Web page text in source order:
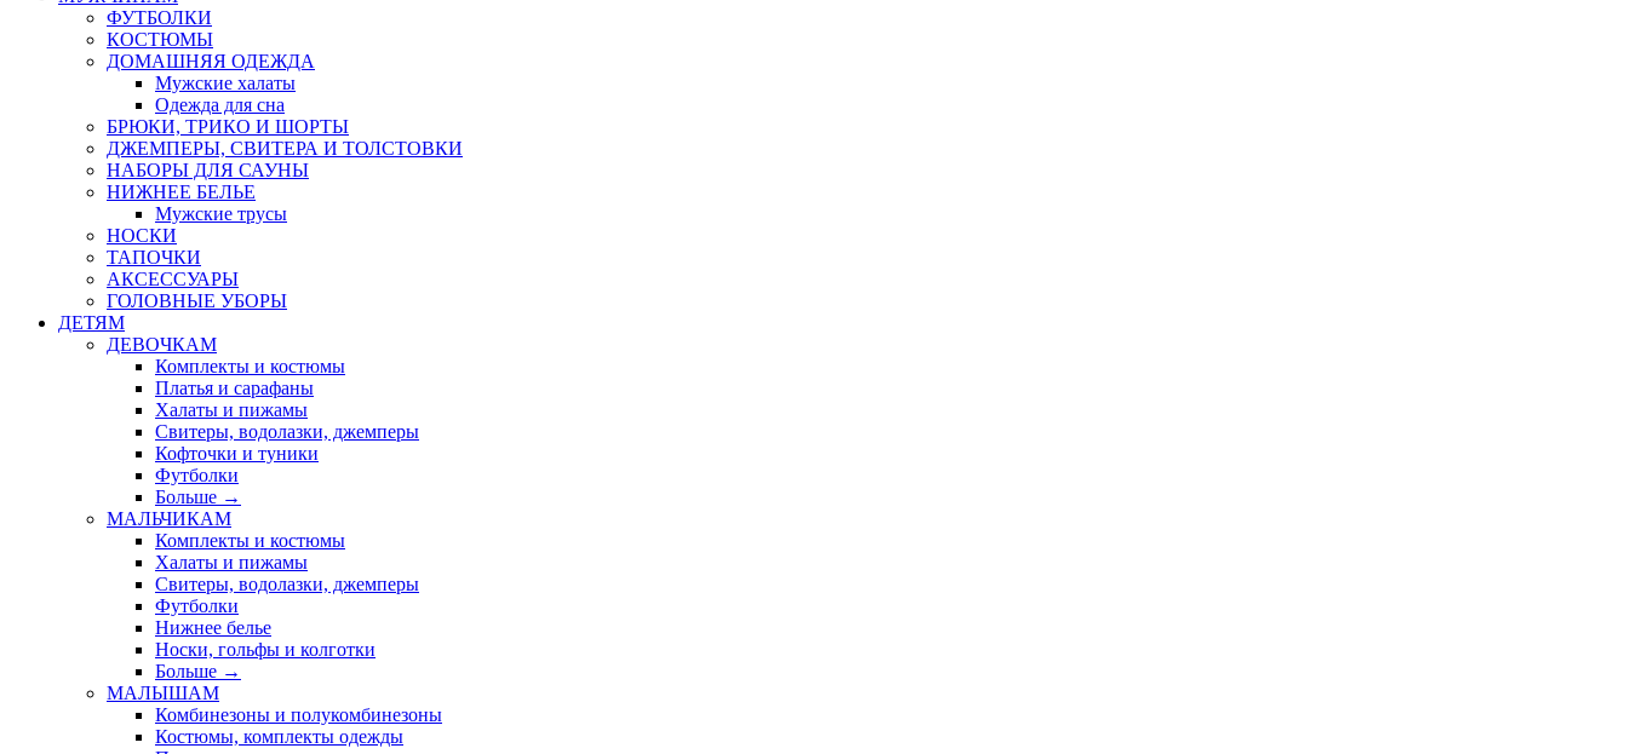
ФУТБОЛКИ
КОСТЮМЫ
ДОМАШНЯЯ ОДЕЖДА
Мужские халаты
Одежда для сна
БРЮКИ, ТРИКО И ШОРТЫ
ДЖЕМПЕРЫ, СВИТЕРА И ТОЛСТОВКИ
НАБОРЫ ДЛЯ САУНЫ
НИЖНЕЕ БЕЛЬЕ
Мужские трусы
НОСКИ
ТАПОЧКИ
АКСЕССУАРЫ
ГОЛОВНЫЕ УБОРЫ
ДЕТЯМ
ДЕВОЧКАМ
Комплекты и костюмы
Платья и сарафаны
Халаты и пижамы
Свитеры, водолазки, джемперы
Кофточки и туники
Футболки
Больше →
МАЛЬЧИКАМ
Комплекты и костюмы
Халаты и пижамы
Свитеры, водолазки, джемперы
Футболки
Нижнее белье
Носки, гольфы и колготки
Больше →
МАЛЫШАМ
Комбинезоны и полукомбинезоны
Костюмы, комплекты одежды